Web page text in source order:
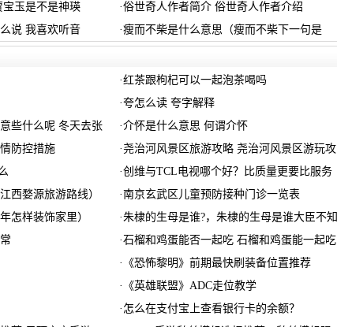
玉是不是神瑛 ·俗世奇人作者简介 俗世奇人作者介绍
说 我喜欢听音 ·瘦而不柴是什么意思（瘦而不柴下一句是
·红茶跟枸杞可以一起泡茶喝吗
·夸怎么读 夸字解释
些什么呢 冬天去张 ·介怀是什么意思 何谓介怀
防控措施 ·尧治河风景区旅游攻略 尧治河风景区游玩攻
·创维与TCL电视哪个好？比质量更要比服务
西婺源旅游路线） ·南京玄武区儿童预防接种门诊一览表
怎样装饰家里） ·朱棣的生母是谁?，朱棣的生母是谁大臣不知
·石榴和鸡蛋能否一起吃 石榴和鸡蛋能一起吃
· 《恐怖黎明》前期最快刷装备位置推荐
· 《英雄联盟》ADC走位教学
· 怎么在支付宝上查看银行卡的余额？